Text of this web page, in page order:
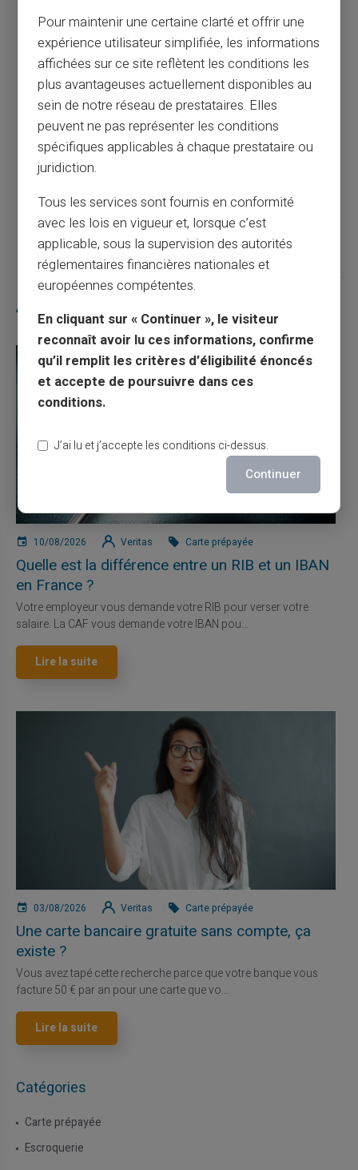
Tout savoir sur les délais d’un virement
bancaire
Article précédent
Comment avoir une carte sans compte
Article suivant
Articles similaires
10/08/2026 Veritas Carte prépayée
Quelle est la différence entre un RIB et un IBAN
en France ?
Votre employeur vous demande votre RIB pour verser votre
salaire. La CAF vous demande votre IBAN pou...
Lire la suite
03/08/2026 Veritas Carte prépayée
Une carte bancaire gratuite sans compte, ça
existe ?
Vous avez tapé cette recherche parce que votre banque vous
facture 50 € par an pour une carte que vo...
Lire la suite
Catégories
Carte prépayée
Escroquerie
Pour maintenir une certaine clarté et offrir une
expérience utilisateur simplifiée, les informations
affichées sur ce site reflètent les conditions les
plus avantageuses actuellement disponibles au
sein de notre réseau de prestataires. Elles
peuvent ne pas représenter les conditions
spécifiques applicables à chaque prestataire ou
juridiction.
Tous les services sont fournis en conformité
avec les lois en vigueur et, lorsque c’est
applicable, sous la supervision des autorités
réglementaires financières nationales et
européennes compétentes.
En cliquant sur « Continuer », le visiteur
reconnaît avoir lu ces informations, confirme
qu’il remplit les critères d’éligibilité énoncés
et accepte de poursuivre dans ces
conditions.
J’ai lu et j’accepte les conditions ci-dessus.
Continuer